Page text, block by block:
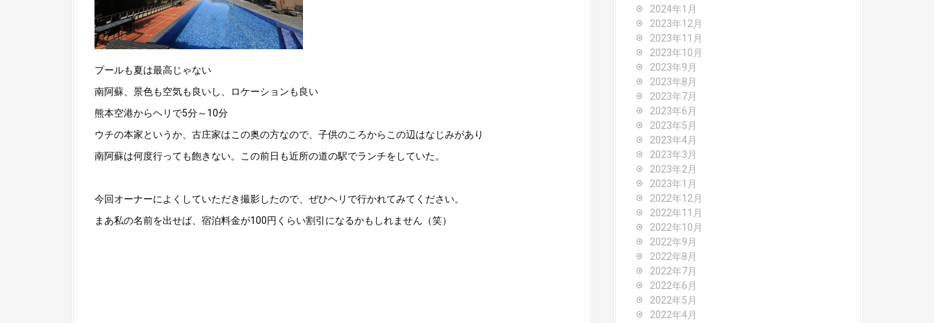
プールも夏は最高じゃない
南阿蘇、景色も空気も良いし、ロケーションも良い
熊本空港からヘリで5分～10分
ウチの本家というか、古庄家はこの奥の方なので、子供のころからこの辺はなじみがあり
南阿蘇は何度行っても飽きない。この前日も近所の道の駅でランチをしていた。
今回オーナーによくしていただき撮影したので、ぜひヘリで行かれてみてください。
まあ私の名前を出せば、宿泊料金が100円くらい割引になるかもしれません（笑）
2024年1月
2023年12月
2023年11月
2023年10月
2023年9月
2023年8月
2023年7月
2023年6月
2023年5月
2023年4月
2023年3月
2023年2月
2023年1月
2022年12月
2022年11月
2022年10月
2022年9月
2022年8月
2022年7月
2022年6月
2022年5月
2022年4月